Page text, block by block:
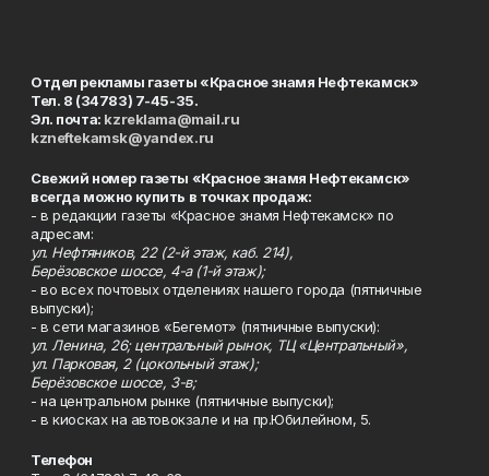
Отдел рекламы газеты «Красное знамя Нефтекамск»
Тел. 8 (34783) 7-45-35.
Эл. почта: kzreklama@mail.ru
kzneftekamsk@yandex.ru
Свежий номер газеты «Красное знамя Нефтекамск»
всегда можно купить в точках продаж:
- в редакции газеты «Красное знамя Нефтекамск» по
адресам:
ул. Нефтяников, 22 (2-й этаж, каб. 214),
Берёзовское шоссе, 4-а (1-й этаж);
- во всех почтовых отделениях нашего города (пятничные
выпуски);
- в сети магазинов «Бегемот» (пятничные выпуски):
ул. Ленина, 26; центральный рынок, ТЦ «Центральный»,
ул. Парковая, 2 (цокольный этаж);
Берёзовское шоссе, 3-в;
- на центральном рынке (пятничные выпуски);
- в киосках на автовокзале и на пр.Юбилейном, 5.
Телефон